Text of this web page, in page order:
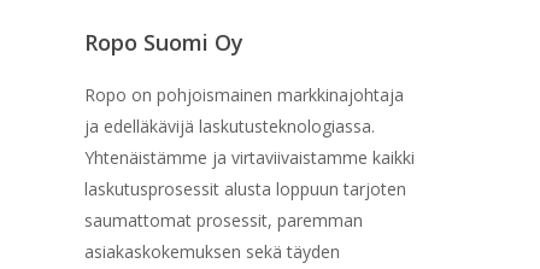
Ropo Suomi Oy
Ropo on pohjoismainen markkinajohtaja
ja edelläkävijä laskutusteknologiassa.
Yhtenäistämme ja virtaviivaistamme kaikki
laskutusprosessit alusta loppuun tarjoten
saumattomat prosessit, paremman
asiakaskokemuksen sekä täyden